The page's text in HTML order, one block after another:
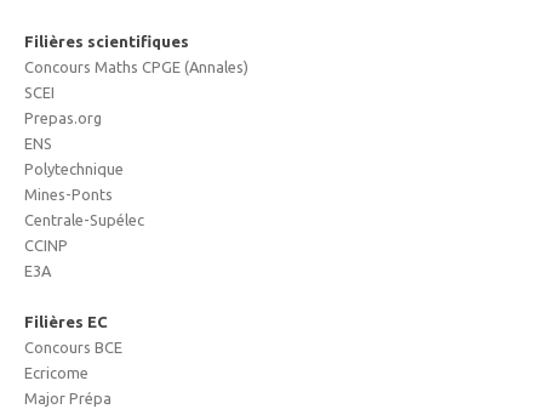
Filières scientifiques
Concours Maths CPGE (Annales)
SCEI
Prepas.org
ENS
Polytechnique
Mines-Ponts
Centrale-Supélec
CCINP
E3A
Filières EC
Concours BCE
Ecricome
Major Prépa